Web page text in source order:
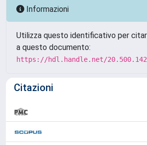
Informazioni
Utilizza questo identificativo per
a questo documento:
https://hdl.handle.net/
Citazioni